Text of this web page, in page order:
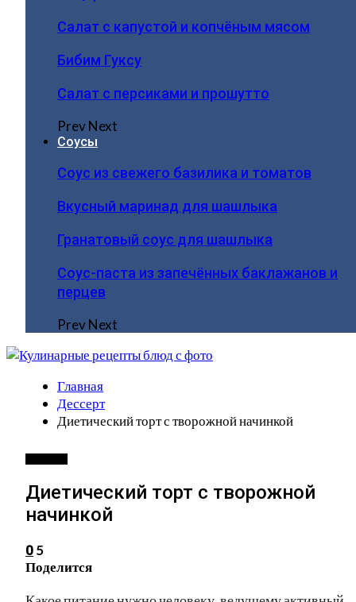
Салат с капустой и копчёным мясом
Бибим Гуксу
Салат с персиками и прошутто
PrevNext
Соусы
Соус из свежего базилика и томатов
Вкусный маринад для шашлыка
Гранатовый соус для шашлыка
Соус-паста из запечённых баклажанов и
перцев
PrevNext
Главная
Дессерт
Диетический торт с творожной начинкой
Диетический торт с творожной
начинкой
0 5
Поделится